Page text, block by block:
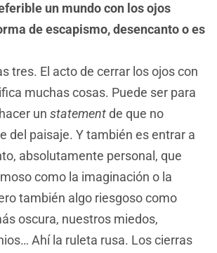
un mundo con los ojos
de escapismo, desencanto o es
tres. El acto de cerrar los ojos con
muchas cosas. Puede ser para
un statementde que no
del paisaje. Y también es entrar a
absolutamente personal, que
como la imaginación o la
también algo riesgoso como
oscura, nuestros miedos,
Ahí la ruleta rusa. Los cierras